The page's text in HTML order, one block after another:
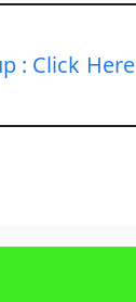
: Click Here